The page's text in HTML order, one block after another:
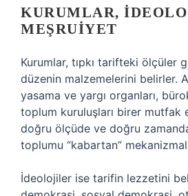
KURUMLAR,
MEŞRUIYET
Kurumlar, tıpkı tarifteki ölçüler
düzenin malzemelerini belirler.
yasama ve yargı organları,
toplum kuruluşları birer mutfak
doğru ölçüde ve doğru zamanda
toplumu “kabartan”
İdeolojiler ise tarifin lezzetini